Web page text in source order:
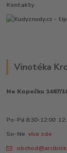
Kontakty
Vinotéka
Na Kopečku 1487/
Po-Pá 8:30-12:00
So-Nevíce zde